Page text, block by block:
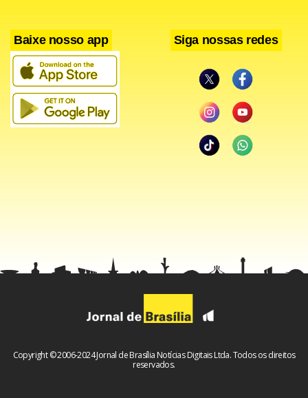
Baixe nosso app Siga nossas redes
Copyright © 2006-2024 Jornal de Brasília Notícias Digitais Ltda. Todos os direitos
reservados.